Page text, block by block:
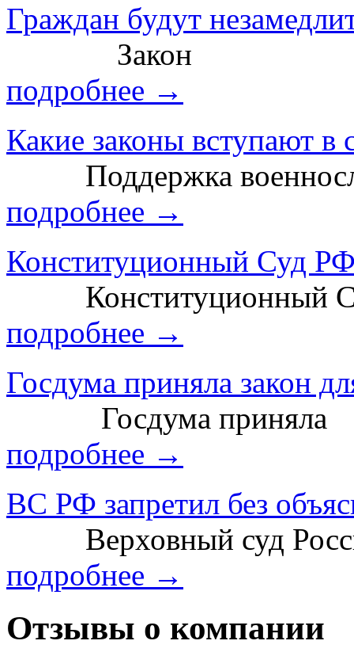
Граждан будут
Закон
подробнее →
Какие законы вступают в
Поддержка
подробнее →
Конституционный Суд РФ
Конституционный
подробнее →
Госдума приняла закон
Госдума приняла
подробнее →
ВС РФ запретил без
Верховный суд
подробнее →
Отзывы о компании